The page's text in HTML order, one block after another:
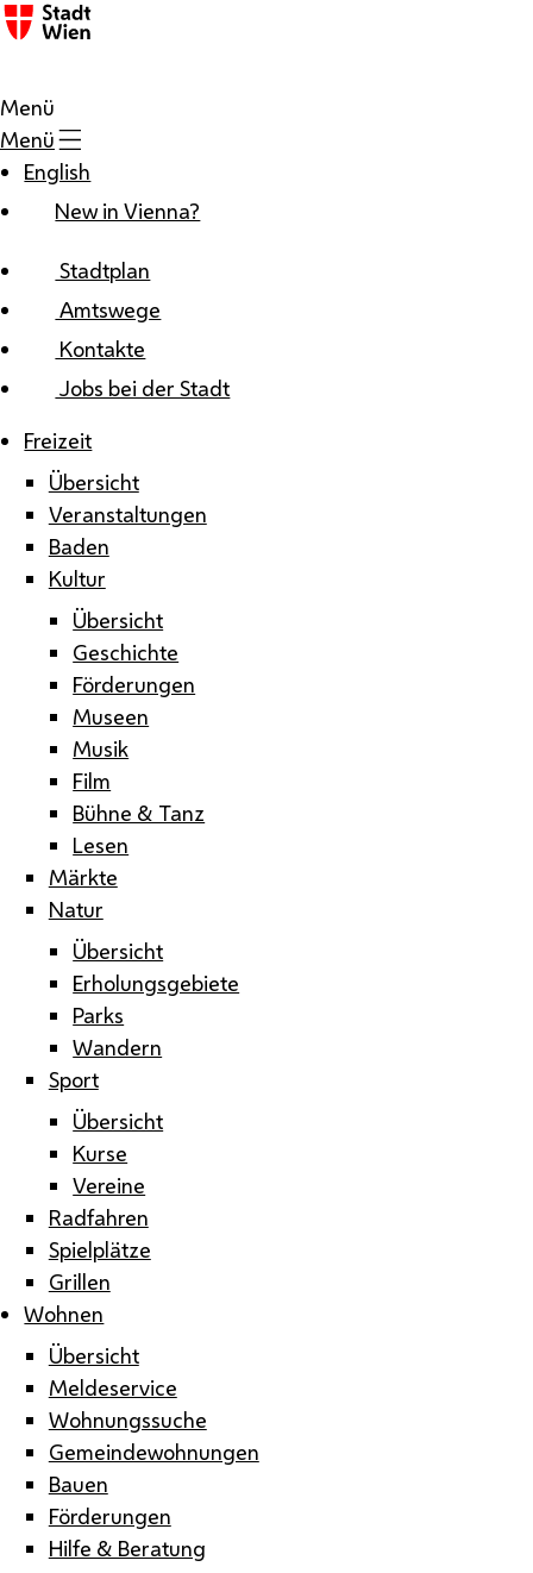
Zum Inhalt
Menü
Menü
English
New in Vienna?
Stadtplan
Amtswege
Kontakte
Jobs bei der Stadt
Freizeit
Übersicht
Veranstaltungen
Baden
Kultur
Übersicht
Geschichte
Förderungen
Museen
Musik
Film
Bühne & Tanz
Lesen
Märkte
Natur
Übersicht
Erholungsgebiete
Parks
Wandern
Sport
Übersicht
Kurse
Vereine
Radfahren
Spielplätze
Grillen
Wohnen
Übersicht
Meldeservice
Wohnungssuche
Gemeindewohnungen
Bauen
Förderungen
Hilfe & Beratung